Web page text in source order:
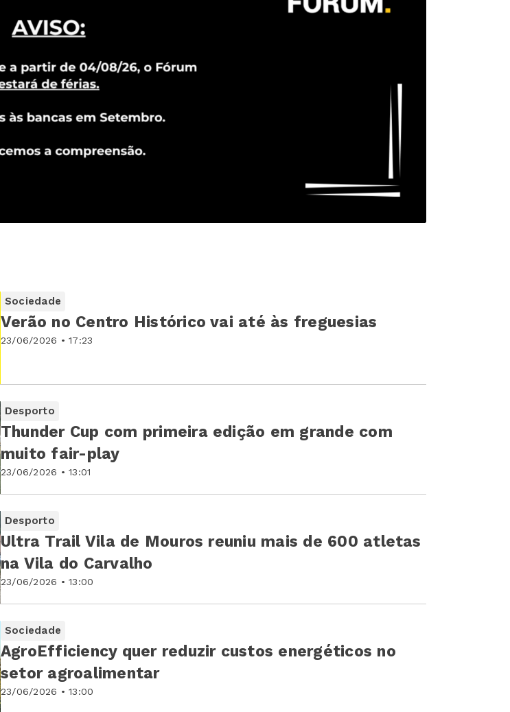
Sociedade
23/06/2026 • 17:23
Verão no Centro Histórico vai até às freguesias
Desporto
23/06/2026 • 13:01
Thunder Cup com primeira edição em grande com
muito fair-play
Desporto
23/06/2026 • 13:00
Ultra Trail Vila de Mouros reuniu mais de 600 atletas
na Vila do Carvalho
Sociedade
23/06/2026 • 13:00
AgroEfficiency quer reduzir custos energéticos no
setor agroalimentar